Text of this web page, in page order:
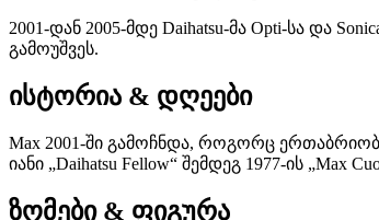
2001-დან 2005-მდე Daihatsu-მა Opti-სა და
გამოუშვეს.
ისტორია & დღეები
Max 2001-ში გამოჩნდა, როგორც
იანი „Daihatsu Fellow“ შემდეგ 1977-ის
ზომები & ფიგურა